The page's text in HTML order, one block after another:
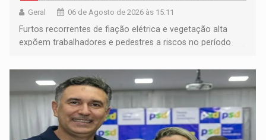
Geral 06 de Agosto de 2026 às 15:11
Furtos recorrentes de fiação elétrica e vegetação alta
expõem trabalhadores e pedestres a riscos no período